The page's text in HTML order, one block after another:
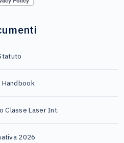
Handbook
Classe Laser Int.
2026